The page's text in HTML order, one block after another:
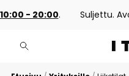
- 20:00. Suljettu. Avoinna